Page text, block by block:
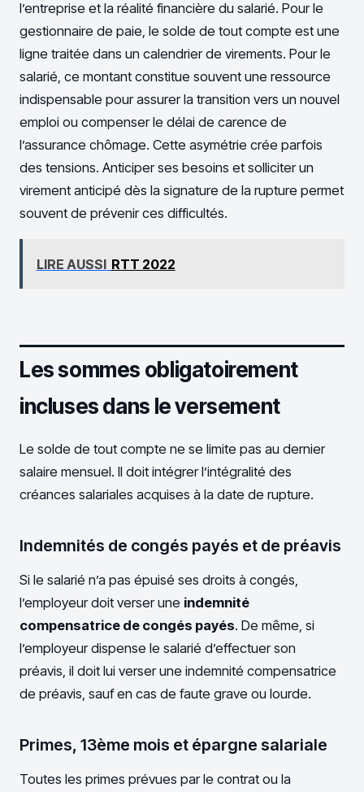
l’entreprise et la réalité financière du salarié. Pour le
gestionnaire de paie, le solde de tout compte est une
ligne traitée dans un calendrier de virements. Pour le
salarié, ce montant constitue souvent une ressource
indispensable pour assurer la transition vers un nouvel
emploi ou compenser le délai de carence de
l’assurance chômage. Cette asymétrie crée parfois
des tensions. Anticiper ses besoins et solliciter un
virement anticipé dès la signature de la rupture permet
souvent de prévenir ces difficultés.
LIRE AUSSI RTT 2022
Les sommes obligatoirement
incluses dans le versement
Le solde de tout compte ne se limite pas au dernier
salaire mensuel. Il doit intégrer l’intégralité des
créances salariales acquises à la date de rupture.
Indemnités de congés payés et de préavis
Si le salarié n’a pas épuisé ses droits à congés,
l’employeur doit verser une indemnité
compensatrice de congés payés. De même, si
l’employeur dispense le salarié d’effectuer son
préavis, il doit lui verser une indemnité compensatrice
de préavis, sauf en cas de faute grave ou lourde.
Primes, 13ème mois et épargne salariale
Toutes les primes prévues par le contrat ou la